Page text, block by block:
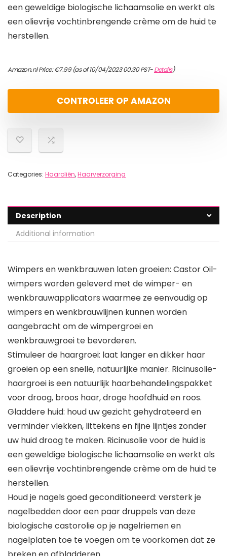
een geweldige biologische lichaamsolie en werkt als
een olievrije vochtinbrengende crème om de huid te
herstellen.
Amazon.nl Price:€7.99(as of 10/04/2023 00:30 PST-Details)
CONTROLEER OP AMAZON
Categories: Haaroliën,Haarverzorging
Description
Additional information
Wimpers en wenkbrauwen laten groeien: Castor Oil-
wimpers worden geleverd met de wimper- en
wenkbrauwapplicators waarmee ze eenvoudig op
wimpers en wenkbrauwlijnen kunnen worden
aangebracht om de wimpergroei en
wenkbrauwgroei te bevorderen.
Stimuleer de haargroei: laat langer en dikker haar
groeien op een snelle, natuurlijke manier. Ricinusolie-
haargroei is een natuurlijk haarbehandelingspakket
voor droog, broos haar, droge hoofdhuid en roos.
Gladdere huid: houd uw gezicht gehydrateerd en
verminder vlekken, littekens en fijne lijntjes zonder
uw huid droog te maken. Ricinusolie voor de huid is
een geweldige biologische lichaamsolie en werkt als
een olievrije vochtinbrengende crème om de huid te
herstellen.
Houd je nagels goed geconditioneerd: versterk je
nagelbedden door een paar druppels van deze
biologische castorolie op je nagelriemen en
nagelplaten toe te voegen om te voorkomen dat ze